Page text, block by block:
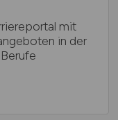
mit
in der